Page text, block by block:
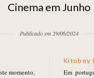
Cinema em Junho
Publicado em 29/06/2024
momento,
Kitoboy
Em